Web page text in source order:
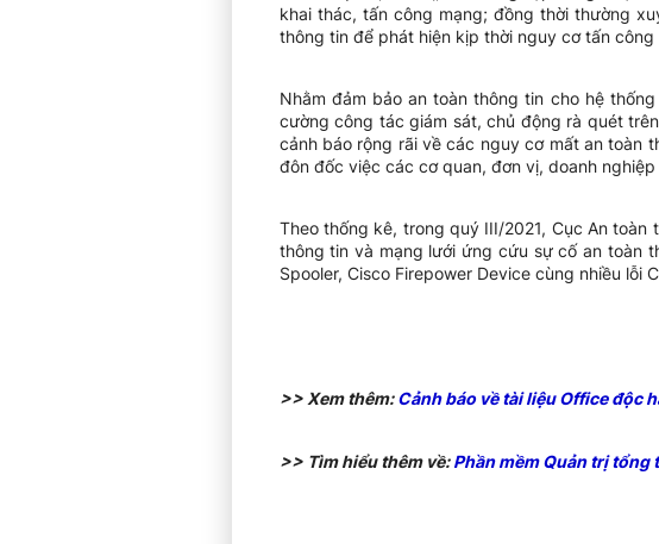
khai thác, tấn công mạng; đồng thời thường
thông tin để phát hiện kịp thời nguy cơ tấn công
Nhằm đảm bảo an toàn thông tin cho hệ
cường công tác giám sát, chủ động rà quét
cảnh báo rộng rãi về các nguy cơ mất an toàn
đôn đốc việc các cơ quan, đơn vị, doanh
Theo thống kê, trong quý III/2021, Cục An
thông tin và mạng lưới ứng cứu sự cố an toàn
Spooler, Cisco Firepower Device cùng nhiều lỗi
>> Xem thêm:Cảnh báo về tài liệu Office độc
>> Tìm hiểu thêm về:Phần mềm Quản trị tổng